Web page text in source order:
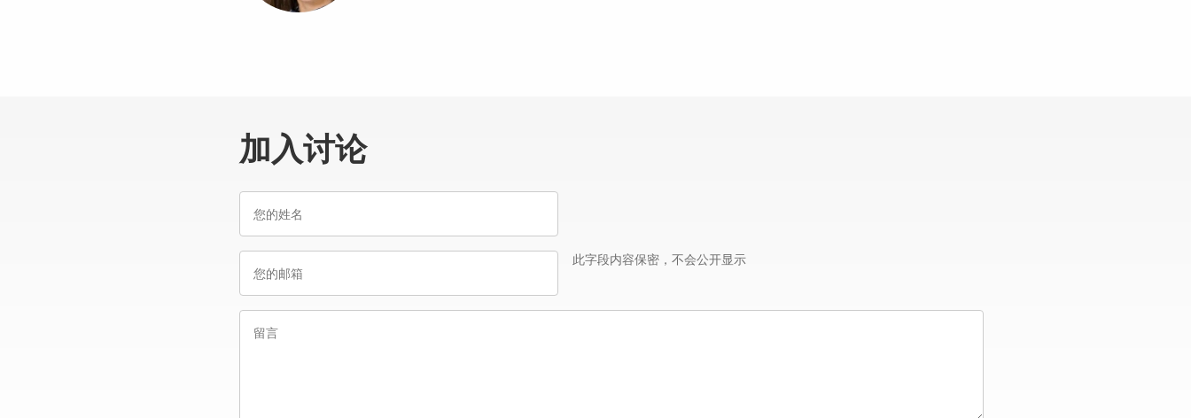
加入讨论
此字段内容保密，不会公开显示